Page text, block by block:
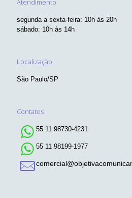
Entre em
Empresa registrada com CNPJ e
Atendimento
segunda a sexta-feira: 10h às 20h
sábado: 10h às 14h